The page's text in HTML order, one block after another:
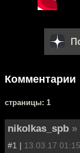
Комментарии
cтраницы: 1
nikolkas_spb »
#1 | 13.03.17 01:15